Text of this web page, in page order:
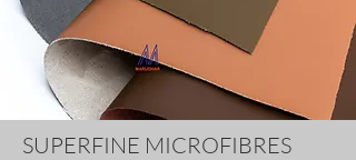
SUPERFINE MICROFIBRES